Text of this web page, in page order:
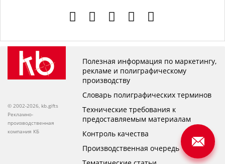
© 2002-2026, kb.gifts
Рекламно-
производственная
компания КБ
Полезная информация по маркетингу,
рекламе и полиграфическому
производству
Словарь полиграфических терминов
Технические требования к
предоставляемым материалам
Контроль качества
Производственная очередь